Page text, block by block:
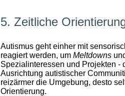
5. Zeitliche
Autismus geht einher mit
reagiert werden, um Meltdowns
Spezialinteressen und Projekten -
Ausrichtung autistischer
reizärmer die Umgebung, desto
Orientierung.